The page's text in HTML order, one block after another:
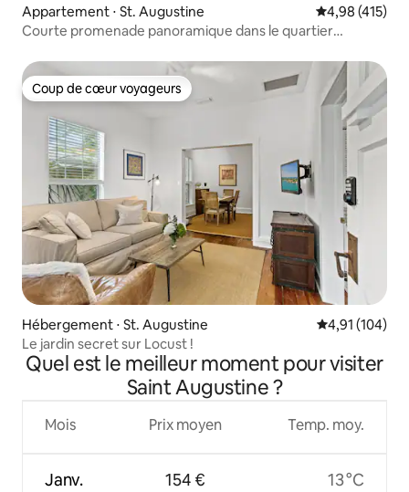
Appartement ⋅ St. Augustine Évaluation
4,98 (415)
Courte promenade panoramique dans le quartier
Coup de cœur voyageurs
Coup de cœur voyageurs
Hébergement ⋅ St. Augustine Évaluation
4,91 (104)
Le jardin secret sur Locust !
Quel est le meilleur moment pour visiter
Saint Augustine ?
Mois
Janv.
Prix moyen
154 €
Temp. moy.
13 °C